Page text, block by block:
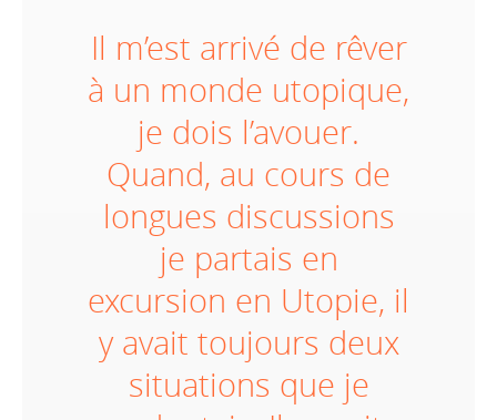
Il m’est arrivé de rêver
à un monde utopique,
je dois l’avouer.
Quand, au cours de
longues discussions
je partais en
excursion en Utopie, il
y avait toujours deux
situations que je